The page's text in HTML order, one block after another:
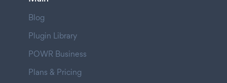
Blog
Plugin Library
POWR Business
Plans & Pricing